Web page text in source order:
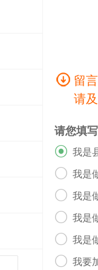
留
请
请您填
 我是
 我是
 我是
 我是
 我是
 我要